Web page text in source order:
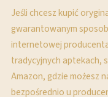
Jeśli chcesz kupić
gwarantowanym
internetowej
tradycyjnych aptekach,
Amazon, gdzie możesz
bezpośrednio u